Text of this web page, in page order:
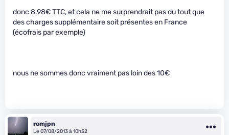
donc 8.98€ TTC, et cela ne me surprendrait pas du tout que
des charges supplémentaire soit présentes en France
(écofrais par exemple)
nous ne sommes donc vraiment pas loin des 10€
romjpn
Le 07/08/2013 à 10h52